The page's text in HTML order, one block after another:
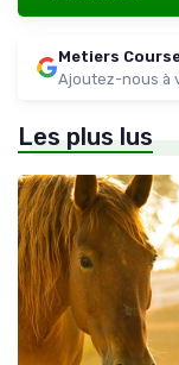
Metiers
Ajoutez-nous à
Les plus lus